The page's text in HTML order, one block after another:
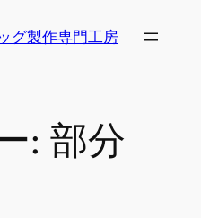
グ製作専門工房
: 部分